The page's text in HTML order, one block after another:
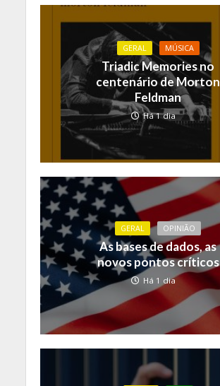
GERAL MÚSICA
Triadic Memories no
centenário de Morton
Feldman
Há 1 dia
GERAL OPINIÃO
As bases de dados, as
novos pontos críticos
Há 1 dia